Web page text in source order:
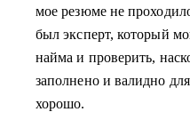
мое резюме не
был эксперт, который
найма и проверить,
заполнено и валидно
хорошо.